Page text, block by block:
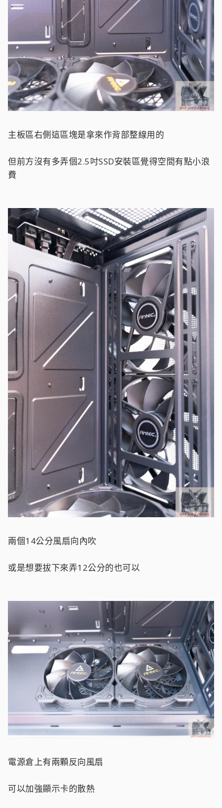
主板區右側這區塊是拿來作背部整線用的
但前方沒有多弄個2.5吋SSD安裝區覺得空間有點小浪
費
兩個14公分風扇向內吹
或是想要拔下來弄12公分的也可以
電源倉上有兩顆反向風扇
可以加強顯示卡的散熱